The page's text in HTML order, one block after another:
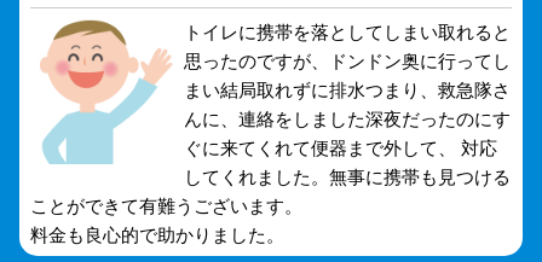
トイレに携帯を落としてしまい取れると
思ったのですが、ドンドン奥に行ってし
まい結局取れずに排水つまり、救急隊さ
んに、連絡をしました深夜だったのにす
ぐに来てくれて便器まで外して、 対応
してくれました。無事に携帯も見つける
ことができて有難うございます。
料金も良心的で助かりました。